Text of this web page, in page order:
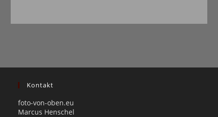
Kontakt
foto-von-oben.eu
Marcus Henschel